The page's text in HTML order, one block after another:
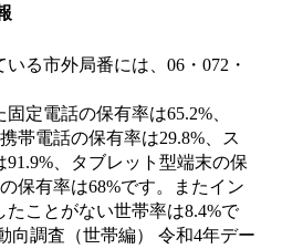
る市外局番には、06・072・
定電話の保有率は65.2%、
帯電話の保有率は29.8%、ス
、タブレット型端末の保
保有率は68%です。またイン
ことがない世帯率は8.4%で
向調査（世帯編） 令和4年デー